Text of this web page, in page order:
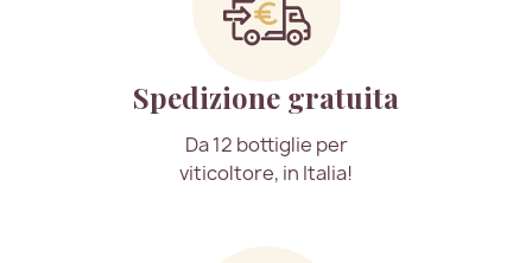
Spedizione gratuita
Da 12 bottiglie per
viticoltore, in Italia!